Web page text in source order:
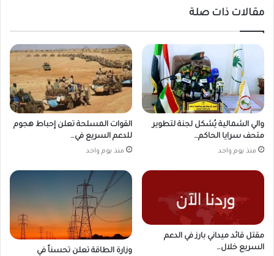
مقالات ذات صلة
والي الشمالية يُشكل لجنة لتطوير
متحف سرايا الحاكم…
منذ يوم واحد
القوات المسلحة تعلن إحباط هجوم
للدعم السريع في…
منذ يوم واحد
مقتل قائد ميداني بارز في الدعم
السريع خلال…
وزارة الطاقة تعلن تحسناً في